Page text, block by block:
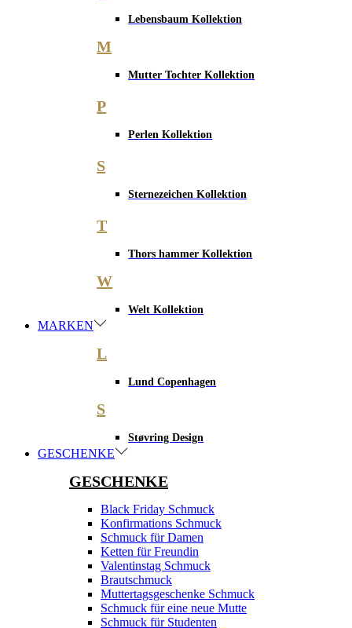
Lebensbaum Kollektion
M
Mutter Tochter Kollektion
P
Perlen Kollektion
S
Sternezeichen Kollektion
T
Thors hammer Kollektion
W
Welt Kollektion
MARKEN
L
Lund Copenhagen
S
Støvring Design
GESCHENKE
GESCHENKE
Black Friday Schmuck
Konfirmations Schmuck
Schmuck für Damen
Ketten für Freundin
Valentinstag Schmuck
Brautschmuck
Muttertagsgeschenke Schmuck
Schmuck für eine neue Mutte
Schmuck für Studenten